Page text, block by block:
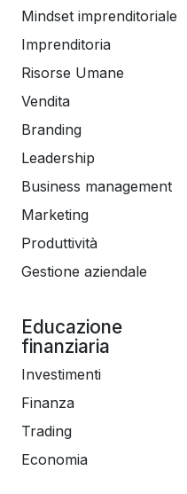
Mindset imprenditoriale
Imprenditoria
Risorse Umane
Vendita
Branding
Leadership
Business management
Marketing
Produttività
Gestione aziendale
Educazione
finanziaria
Investimenti
Finanza
Trading
Economia